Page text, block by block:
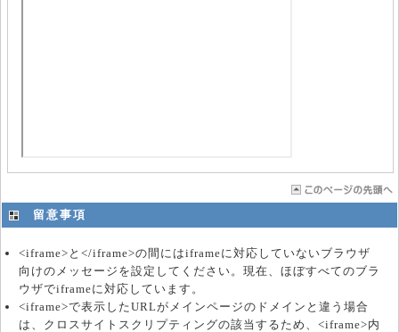
留意事項
<iframe>と</iframe>の間にはiframeに対応していないブラウザ
向けのメッセージを設定してください。現在、ほぼすべてのブラ
ウザでiframeに対応しています。
<iframe>で表示したURLがメインページのドメインと違う場合
は、クロスサイトスクリプティングの該当するため、<iframe>内